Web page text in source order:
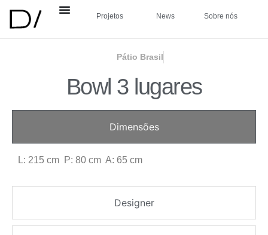
Projetos News Sobre nós
Pátio Brasil
Bowl 3 lugares
Dimensões
Designer
L: 215 cm P: 80 cm A: 65 cm